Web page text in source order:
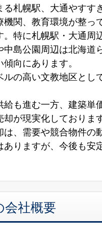
札幌駅、大通やすす
関、教育環境が整
特に札幌駅・大通
島公園周辺は北海
向にあります。
の高い文教地区と
も進む一方、建築
が現実化しております
、需要や競合物件の
りますが、今後も安
社概要